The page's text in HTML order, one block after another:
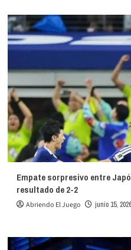
Empate sorpresivo entre
resultado de 2-2
Abriendo El Juego junio 15, 2026